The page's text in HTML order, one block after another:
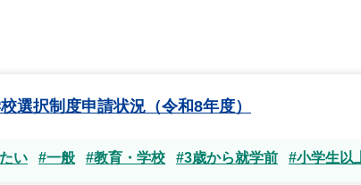
選択制度申請状況（令和8年度）
い #一般 #教育・学校 #3歳から就学前 #小学生以